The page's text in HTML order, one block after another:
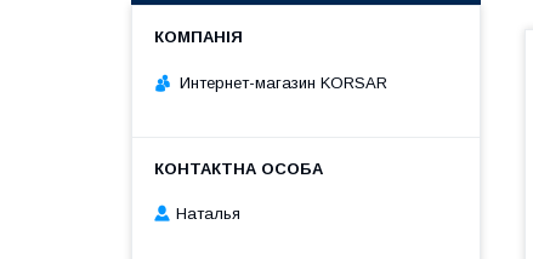
Интернет-магазин KORSAR
Наталья